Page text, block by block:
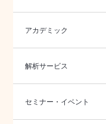
アカデミック
解析サービス
セミナー・イベント